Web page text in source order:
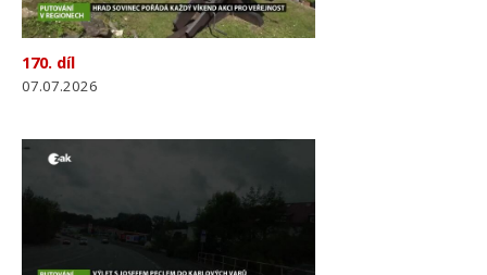
170. díl
07.07.2026